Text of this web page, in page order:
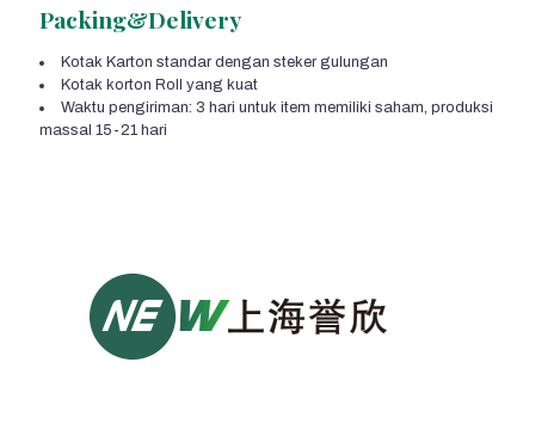
Packing&Delivery
Kotak Karton standar dengan steker gulungan
Kotak korton Roll yang kuat
Waktu pengiriman: 3 hari untuk item memiliki saham, produksi
massal 15-21 hari